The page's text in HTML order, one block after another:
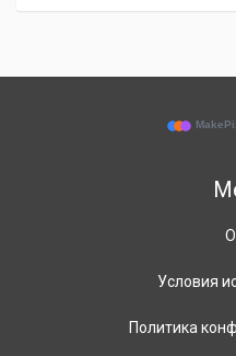
Условия
Политика